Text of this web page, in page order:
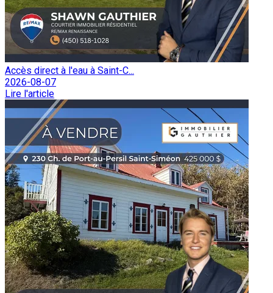
Accès direct à l'eau à Saint-C...
2026-08-07
Lire l'article